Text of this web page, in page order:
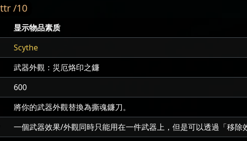
/10
显示物品素质
Scythe
武器外觀：災厄烙印之鐮
600
將你的武器外觀替換為撕魂鐮刀。
一個武器效果/外觀同時只能用在一件武器上，但是可以透過「移除